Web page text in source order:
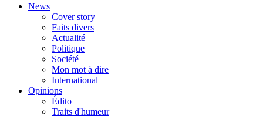
News
Cover story
Faits divers
Actualité
Politique
Société
Mon mot à dire
International
Opinions
Édito
Traits d'humeur